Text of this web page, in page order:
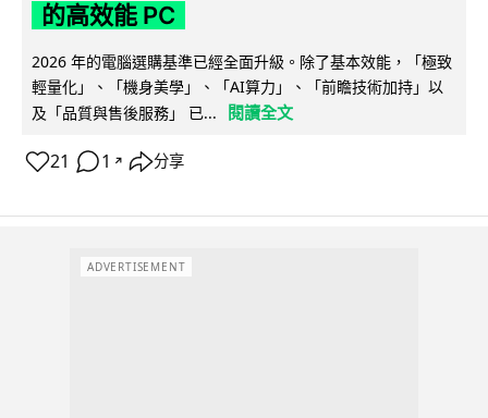
的高效能 PC
2026 年的電腦選購基準已經全面升級。除了基本效能，「極致
輕量化」、「機身美學」、「AI算力」、「前瞻技術加持」以
及「品質與售後服務」 已...
閱讀全文
21 1 ↗ 分享
ADVERTISEMENT